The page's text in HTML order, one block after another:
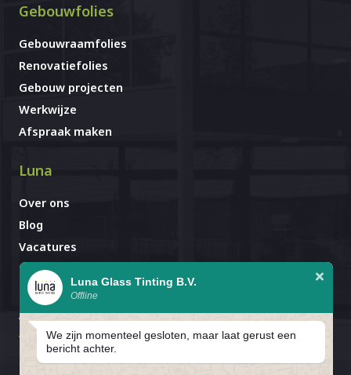
Afspraak al gemaakt?
Avignonlaan 67
5627 GA Eindhoven
Gebouwfolies
Gebouwraamfolies
Renovatiefolies
Gebouw projecten
Werkwijze
Afspraak maken
Luna
Over ons
Blog
Vacatures
Contact
Luna Glass Tinting B.V.
Offline
We zijn momenteel gesloten, maar laat gerust een
bericht achter.